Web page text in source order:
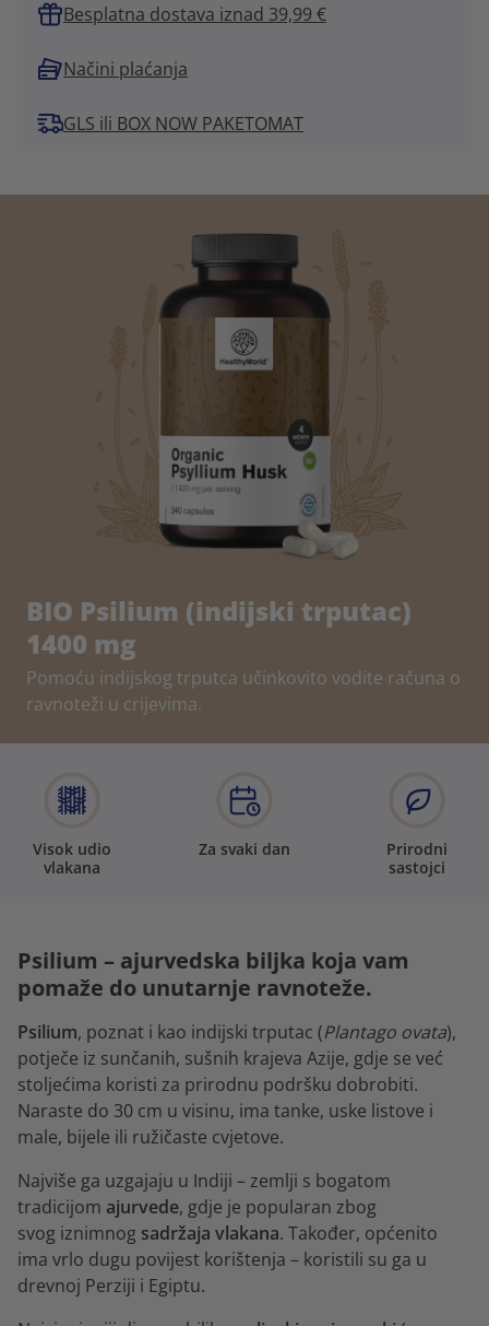
Besplatna dostava iznad 39,99 €
Načini plaćanja
GLS ili BOX NOW PAKETOMAT
BIO Psilium (indijski trputac)
1400 mg
Pomoću indijskog trputca učinkovito vodite računa o
ravnoteži u crijevima.
Visok udio
vlakana
Za svaki dan
Prirodni
sastojci
Psilium – ajurvedska biljka koja vam
pomaže do unutarnje ravnoteže.
Psilium, poznat i kao indijski trputac (Plantago ovata),
potječe iz sunčanih, sušnih krajeva Azije, gdje se već
stoljećima koristi za prirodnu podršku dobrobiti.
Naraste do 30 cm u visinu, ima tanke, uske listove i
male, bijele ili ružičaste cvjetove.
Najviše ga uzgajaju u Indiji – zemlji s bogatom
tradicijom ajurvede, gdje je popularan zbog
svog iznimnog sadržaja vlakana. Također, općenito
ima vrlo dugu povijest korištenja – koristili su ga u
drevnoj Perziji i Egiptu.